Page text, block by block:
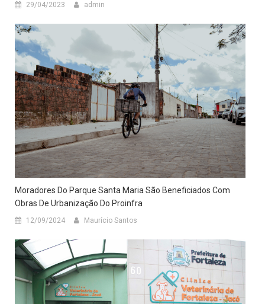
29/04/2023 admin
Moradores Do Parque Santa Maria São Beneficiados Com
Obras De Urbanização Do Proinfra
12/09/2024 Maurício Santos